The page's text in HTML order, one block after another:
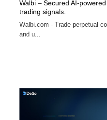
Walbi – Secured AI-
trading signals.
Walbi.com - Trade perpetual
and u...